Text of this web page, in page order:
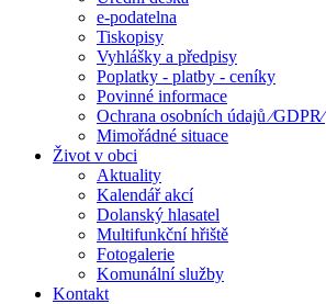
e-podatelna
Tiskopisy
Vyhlášky a předpisy
Poplatky - platby - ceníky
Povinné informace
Ochrana osobních údajů ⁄GDPR⁄
Mimořádné situace
Život v obci
Aktuality
Kalendář akcí
Dolanský hlasatel
Multifunkční hřiště
Fotogalerie
Komunální služby
Kontakt